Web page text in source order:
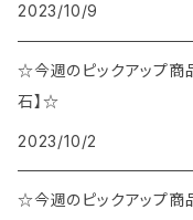
2023/10/9
☆今週のピックアップ商
石】☆
2023/10/2
☆今週のピックアップ商